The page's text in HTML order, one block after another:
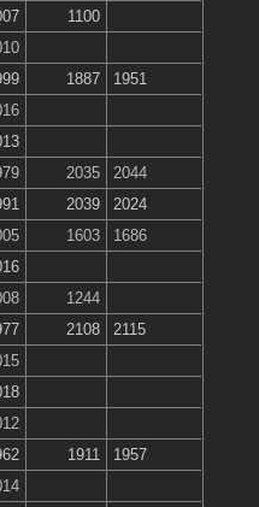
1100
1887
1951
2035
2044
2039
2024
1603
1686
1244
2108
2115
1911
1957